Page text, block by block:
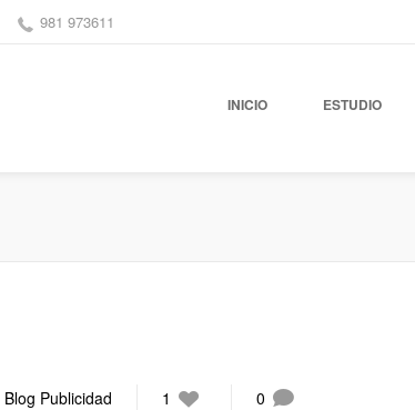
981 973611
INICIO ESTUDIO
Blog Publicidad 1 0